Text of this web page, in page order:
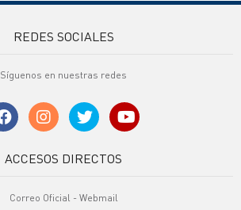
REDES SOCIALES
Síguenos en nuestras redes
ACCESOS DIRECTOS
Correo Oficial - Webmail